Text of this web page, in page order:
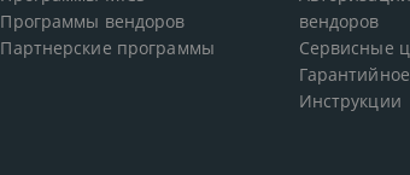
Программы вендоров
Партнерские программы
вендоров
Сервисные
Инструкции